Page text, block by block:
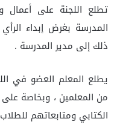
تطلع اللجنة على أعمال
المدرسة بغرض إبداء
ذلك إلى مدير المدرسة .
يطلع المعلم العضو في
من المعلمين ، وبخاصة
الكتابي ومتابعاتهم